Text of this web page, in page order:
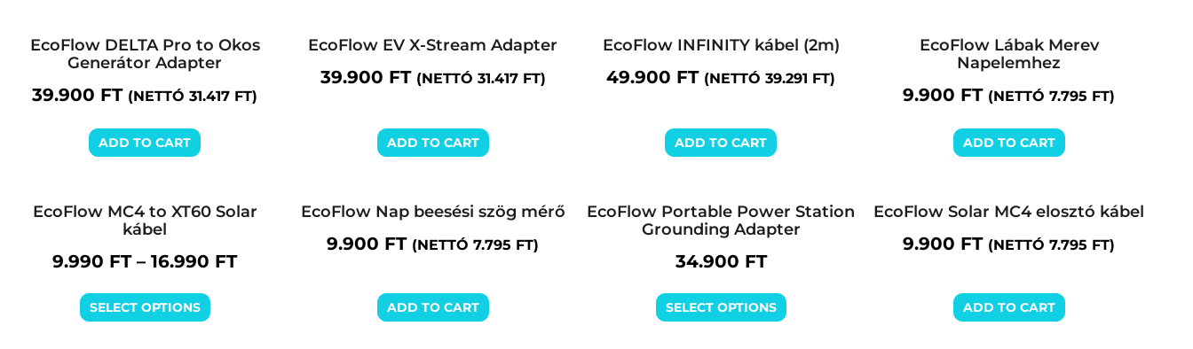
EcoFlow DELTA Pro to Okos
Generátor Adapter
39.900 FT (NETTÓ31.417 FT)
ADD TO CART
EcoFlow EV X-Stream Adapter
39.900 FT (NETTÓ 31.417 FT)
ADD TO CART
EcoFlow INFINITY kábel (2m)
49.900 FT (NETTÓ39.291 FT)
ADD TO CART
EcoFlow Lábak Merev
Napelemhez
9.900 FT (NETTÓ7.795 FT)
ADD TO CART
EcoFlow MC4 to XT60 Solar
kábel
9.990 FT–16.990 FT
SELECT OPTIONS
EcoFlow Nap beesési szög mérő
9.900 FT (NETTÓ7.795 FT)
ADD TO CART
EcoFlow Portable Power Station
Grounding Adapter
34.900 FT
SELECT OPTIONS
EcoFlow Solar MC4 elosztó kábel
9.900 FT (NETTÓ7.795 FT)
ADD TO CART